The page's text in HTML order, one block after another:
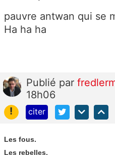
pauvre antwan qui se
Ha ha ha
Publié par
18h06
!
citer
Les fous.
Les rebelles.